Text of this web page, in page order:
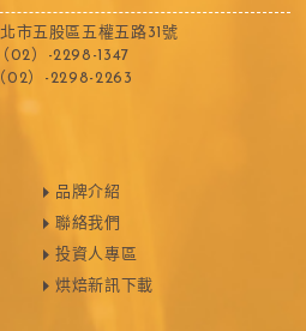
市五股區五權五路31號
02）-2298-1347
02）-2298-2263
品牌介紹
聯絡我們
投資人專區
烘焙新訊下載